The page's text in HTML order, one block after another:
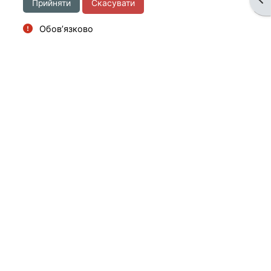
Обов’язково